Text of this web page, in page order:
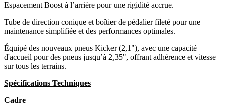
Espacement Boost à l’arrière pour une rigidité accrue.
Tube de direction conique et boîtier de pédalier fileté pour une
maintenance simplifiée et des performances optimales.
Équipé des nouveaux pneus Kicker (2,1"), avec une capacité
d'accueil pour des pneus jusqu’à 2,35", offrant adhérence et vitesse
sur tous les terrains.
Spécifications Techniques
Cadre